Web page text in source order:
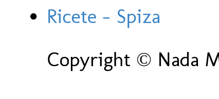
Ricete - Spiza
Copyright © Nada